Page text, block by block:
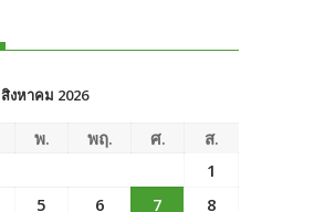
สิงหาคม 2026
พ. พฤ. ศ.
ส.
1
5 6 7
8